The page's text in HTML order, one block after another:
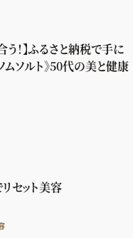
通販
う！】ふるさと納税で手に
ムソルト》50代の美と健康
リセット美容